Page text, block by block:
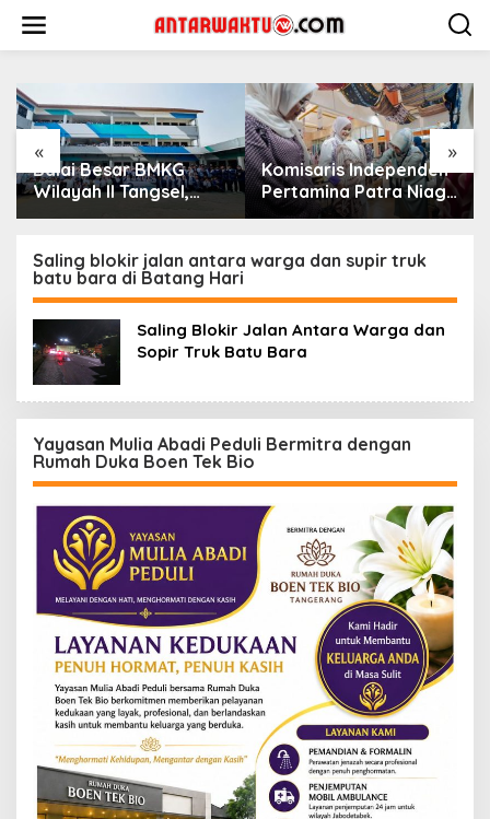
konten
« »
Balai Besar BMKG
Wilayah II Tangsel,
Edukasi Bencana
Tsunami kepada
pelajar UPTD SMPN 23
Komisaris Independen
Pertamina Patra Niaga
Terpikat Produk UMKM
Sentuhan
Keberlanjutan
Saling blokir jalan antara warga dan supir truk
batu bara di Batang Hari
Saling Blokir Jalan Antara Warga dan
Sopir Truk Batu Bara
Yayasan Mulia Abadi Peduli Bermitra dengan
Rumah Duka Boen Tek Bio